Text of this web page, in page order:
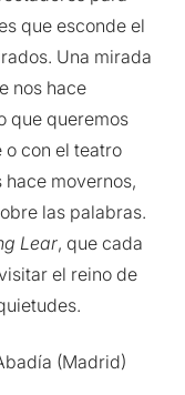
que esconde el
Una mirada
nos hace
que queremos
o con el teatro
movernos,
las palabras.
Lear, que cada
el reino de
(Madrid)